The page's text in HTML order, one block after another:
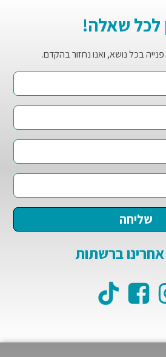
לכל שאלה!
בכל נושא, ואנו נחזור בהקדם.
ברשתות